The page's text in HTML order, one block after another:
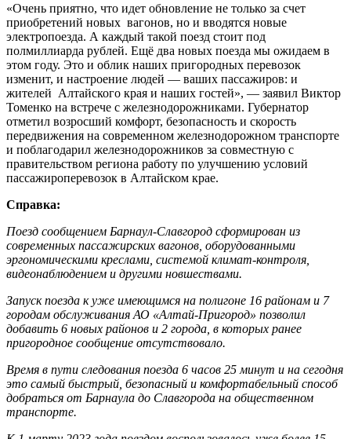
«Очень приятно, что идет обновление не только за счет
приобретений новых вагонов, но и вводятся новые
электропоезда. А каждый такой поезд стоит под
полмиллиарда рублей. Ещё два новых поезда мы ожидаем в
этом году. Это и облик наших пригородных перевозок
изменит, и настроение людей — ваших пассажиров: и
жителей Алтайского края и наших гостей», — заявил Виктор
Томенко на встрече с железнодорожниками. Губернатор
отметил возросший комфорт, безопасность и скорость
передвижения на современном железнодорожном транспорте
и поблагодарил железнодорожников за совместную с
правительством региона работу по улучшению условий
пассажироперевозок в Алтайском крае.
Справка:
Поезд сообщением Барнаул-Славгород сформирован из
современных пассажирских вагонов, оборудованными
эргономическими креслами, системой климат-контроля,
видеонаблюдением и другими новшествами.
Запуск поезда к уже имеющимся на полигоне 16 районам и 7
городам обслуживания АО «Алтай-Пригород» позволил
добавить 6 новых районов и 2 города, в которых ранее
пригородное сообщение отсутствовало.
Время в пути следования поезда 6 часов 25 минут и на сегодня
это самый быстрый, безопасный и комфортабельный способ
добраться от Барнаула до Славгорода на общественном
транспорте.